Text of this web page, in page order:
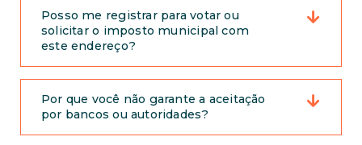
Posso me registrar para votar ou
solicitar o imposto municipal com
este endereço?
Por que você não garante a aceitação
por bancos ou autoridades?